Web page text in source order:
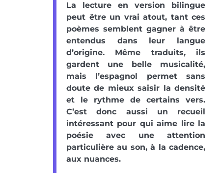
La lecture en version bilingue
peut être un vrai atout, tant ces
poèmes semblent gagner à être
entendus dans leur langue
d’origine. Même traduits, ils
gardent une belle musicalité,
mais l’espagnol permet sans
doute de mieux saisir la densité
et le rythme de certains vers.
C’est donc aussi un recueil
intéressant pour qui aime lire la
poésie avec une attention
particulière au son, à la cadence,
aux nuances.